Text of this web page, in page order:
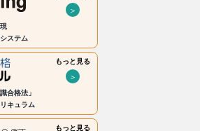
＞
ステム
もっと見る
＞
合格法」
キュラム
もっと見る